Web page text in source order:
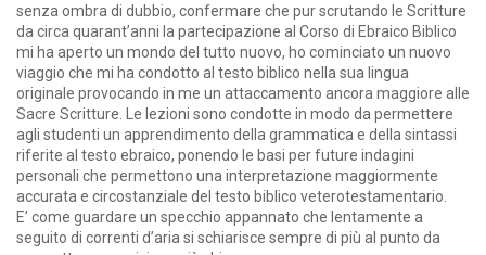
senza ombra di dubbio, confermare che pur scrutando le Scritture
da circa quarant’anni la partecipazione al Corso di Ebraico Biblico
mi ha aperto un mondo del tutto nuovo, ho cominciato un nuovo
viaggio che mi ha condotto al testo biblico nella sua lingua
originale provocando in me un attaccamento ancora maggiore alle
Sacre Scritture. Le lezioni sono condotte in modo da permettere
agli studenti un apprendimento della grammatica e della sintassi
riferite al testo ebraico, ponendo le basi per future indagini
personali che permettono una interpretazione maggiormente
accurata e circostanziale del testo biblico veterotestamentario.
E’ come guardare un specchio appannato che lentamente a
seguito di correnti d’aria si schiarisce sempre di più al punto da